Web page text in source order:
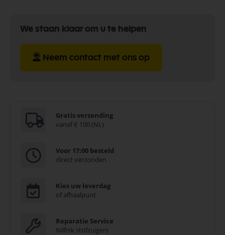
We staan klaar om u te helpen
Neem contact met ons op
Gratis verzending
vanaf € 100 (NL)
Voor 17:00 besteld
direct verzonden
Kies uw leverdag
of afhaalpunt
Reparatie Service
Nilfisk stofzuigers